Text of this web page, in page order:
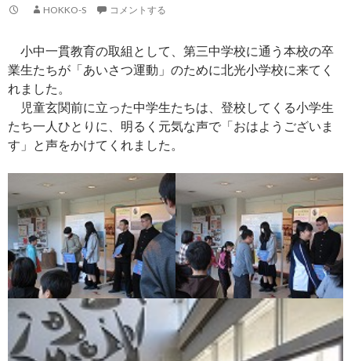
キ
HOKKO-S コメントする
小中一貫教育の取組として、第三中学校に通う本校の卒
業生たちが「あいさつ運動」のために北光小学校に来てく
れました。
児童玄関前に立った中学生たちは、登校してくる小学生
たち一人ひとりに、明るく元気な声で「おはようございま
す」と声をかけてくれました。